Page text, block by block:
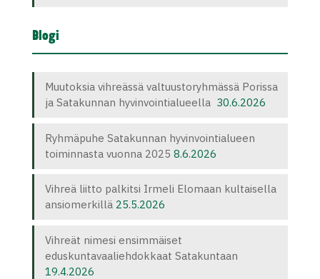
Blogi
Muutoksia vihreässä valtuustoryhmässä Porissa
ja Satakunnan hyvinvointialueella 30.6.2026
Ryhmäpuhe Satakunnan hyvinvointialueen
toiminnasta vuonna 2025 8.6.2026
Vihreä liitto palkitsi Irmeli Elomaan kultaisella
ansiomerkillä 25.5.2026
Vihreät nimesi ensimmäiset
eduskuntavaaliehdokkaat Satakuntaan
19.4.2026